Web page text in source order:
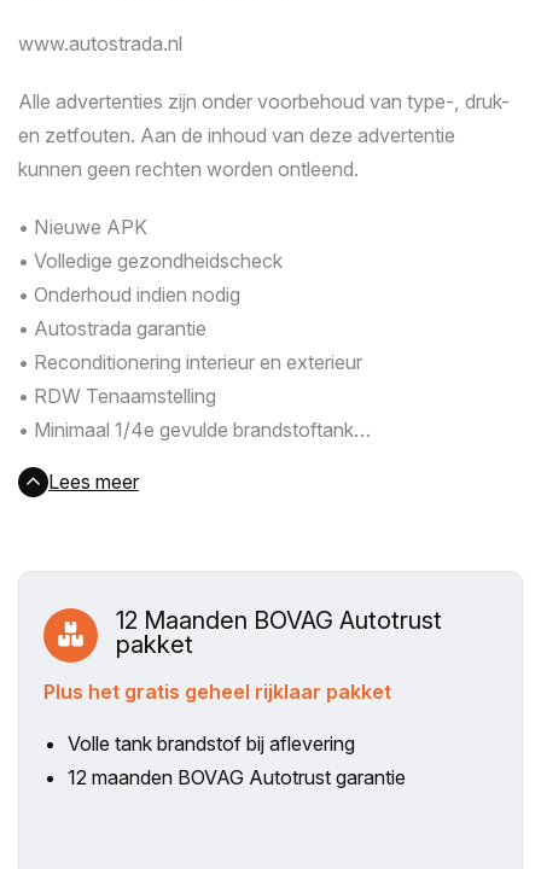
www.autostrada.nl
Alle advertenties zijn onder voorbehoud van type-, druk-
en zetfouten. Aan de inhoud van deze advertentie
kunnen geen rechten worden ontleend.
• Nieuwe APK
• Volledige gezondheidscheck
• Onderhoud indien nodig
• Autostrada garantie
• Reconditionering interieur en exterieur
• RDW Tenaamstelling
• Minimaal 1/4e gevulde brandstoftank
• Aantrekkelijke financieringsvoorwaarden
Lees meer
12 Maanden BOVAG Autotrust
pakket
Plus het gratis geheel rijklaar pakket
Volle tank brandstof bij aflevering
12 maanden BOVAG Autotrust garantie